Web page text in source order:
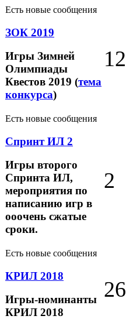
Есть новые сообщения
ЗОК 2019
Игры Зимней
Олимпиады
Квестов 2019 (тема
конкурса)
12
Есть новые сообщения
Спринт ИЛ 2
Игры второго
Спринта ИЛ,
мероприятия по
написанию игр в
ооочень сжатые
сроки.
2
Есть новые сообщения
КРИЛ 2018
Игры-номинанты
КРИЛ 2018
26